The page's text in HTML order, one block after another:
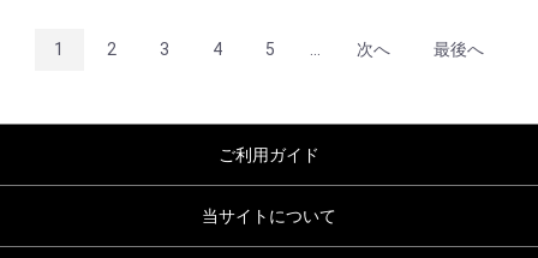
1 2 3 4 5 次へ 最後へ
ご利用ガイド
当サイトについて